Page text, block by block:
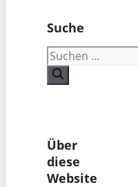
Suche
Suchen
nach:
Über
diese
Website